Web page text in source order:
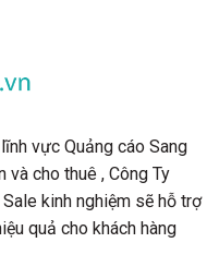
vực Quảng cáo Sang
và cho thuê , Công Ty
kinh nghiệm sẽ hỗ trợ
quả cho khách hàng